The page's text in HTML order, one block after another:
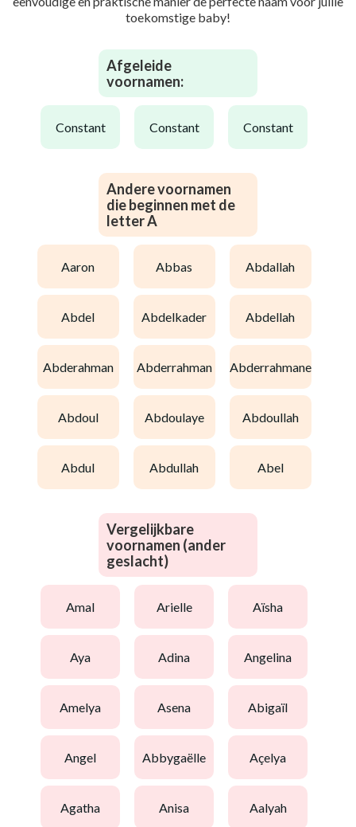
toekomstige baby!
Afgeleide
voornamen:
constant constant constant
Andere voornamen
die beginnen met de
letter A
aaron abbas abdallah
abdel abdelkader abdellah
abderahman abderrahman abderrahmane
abdoul abdoulaye abdoullah
abdul abdullah abel
Vergelijkbare
voornamen (ander
geslacht)
amal arielle aïsha
aya adina angelina
amelya asena abigaïl
angel abbygaëlle açelya
agatha anisa aalyah